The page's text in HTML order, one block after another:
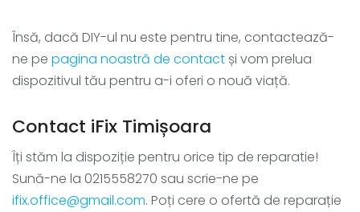
Însă, dacă DIY-ul nu este pentru tine, contactează-
ne pe pagina noastră de contact și vom prelua
dispozitivul tău pentru a-i oferi o nouă viață.
Contact iFix Timișoara
Îți stăm la dispoziție pentru orice tip de reparatie!
Sună-ne la 0215558270 sau scrie-ne pe
ifix.office@gmail.com. Poți cere o ofertă de reparație